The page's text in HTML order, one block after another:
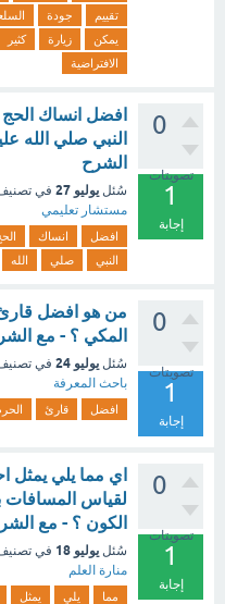
تقييم
جودة
يمكن
زيارة كثير
الافتراضية
0
تصويتات
1
إجابة
افضل انساك الحج
النبي صلي الله
الشرح
سُئل يوليو 27 في
مستشار تعليمي
افضل انساك
النبي
صلي الله
0
تصويتات
1
إجابة
من هو افضل
المكي ؟ - مع
سُئل يوليو 24 في
باحث المعرفة
افضل قارئ
0
تصويتات
1
إجابة
اي مما يلي يمثل
لقياس المسافات
الكون ؟ - مع
سُئل يوليو 18 في
منارة العلم
مما يلي يمثل